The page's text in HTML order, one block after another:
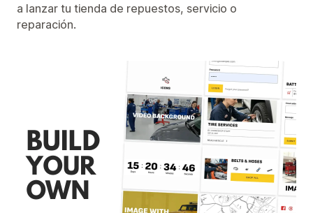
a lanzar tu tienda de repuestos, servicio o
reparación.